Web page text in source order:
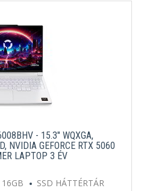
- 15.3" WQXGA,
NVIDIA GEFORCE RTX 5060
LAPTOP 3 ÉV
16GB
SSD HÁTTÉRTÁR